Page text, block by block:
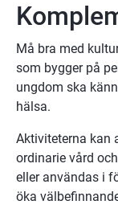
Må bra med
som bygger på
ungdom ska
hälsa.
Aktiviteterna kan
ordinarie vård
eller användas i
öka